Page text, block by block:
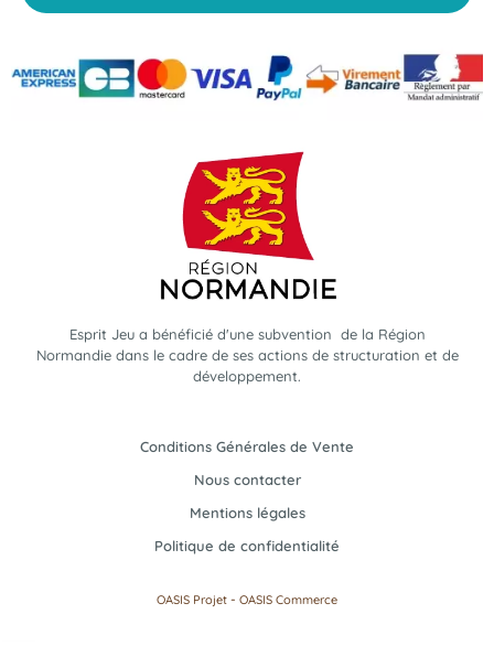
Esprit Jeu a bénéficié d'une subvention de la Région
Normandie dans le cadre de ses actions de structuration et de
développement.
Conditions Générales de Vente
Nous contacter
Mentions légales
Politique de confidentialité
OASIS Projet - OASIS Commerce